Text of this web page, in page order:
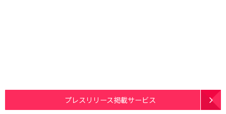
プレスリリース掲載サービス